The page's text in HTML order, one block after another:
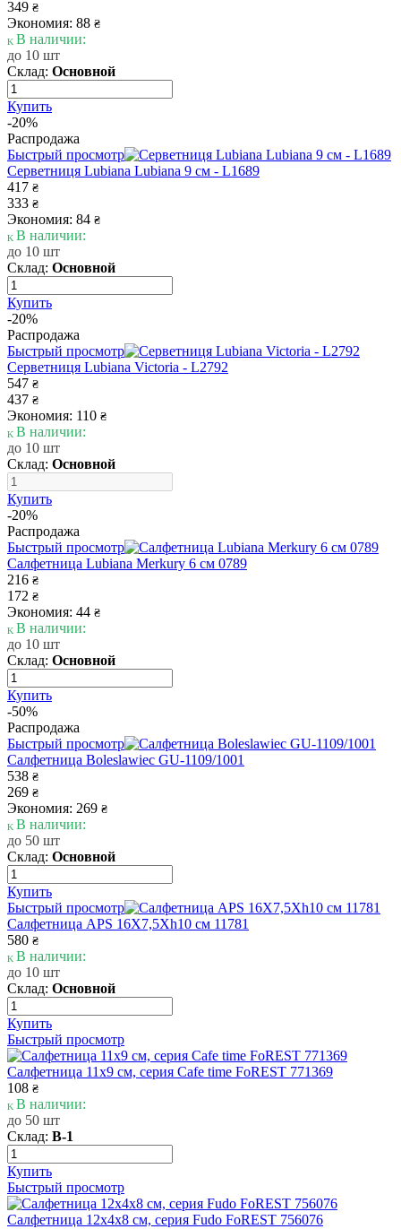
349 ₴
Экономия: 88 ₴
В наличии:
до 10 шт
Склад: Основной
Купить
-20%
Распродажа
Быстрый просмотр
Серветниця Lubiana Lubiana 9 см - L1689
417 ₴
333 ₴
Экономия: 84 ₴
В наличии:
до 10 шт
Склад: Основной
Купить
-20%
Распродажа
Быстрый просмотр
Серветниця Lubiana Victoria - L2792
547 ₴
437 ₴
Экономия: 110 ₴
В наличии:
до 10 шт
Склад: Основной
Купить
-20%
Распродажа
Быстрый просмотр
Салфетница Lubiana Merkury 6 см 0789
216 ₴
172 ₴
Экономия: 44 ₴
В наличии:
до 10 шт
Склад: Основной
Купить
-50%
Распродажа
Быстрый просмотр
Салфетница Boleslawiec GU-1109/1001
538 ₴
269 ₴
Экономия: 269 ₴
В наличии:
до 50 шт
Склад: Основной
Купить
Быстрый просмотр
Салфетница APS 16X7,5Xh10 см 11781
580 ₴
В наличии:
до 10 шт
Склад: Основной
Купить
Быстрый просмотр
Салфетница 11х9 см, серия Cafe time FoREST 771369
108 ₴
В наличии:
до 50 шт
Склад: В-1
Купить
Быстрый просмотр
Салфетница 12х4х8 см, серия Fudo FoREST 756076